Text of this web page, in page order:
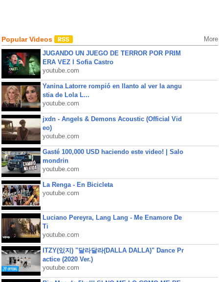
Popular Videos More
JUGANDO UN JUEGO DE TERROR POR PRIM
ERA VEZ l Sofia Castro
youtube.com
Yanina Latorre rompió en llanto al ver la angu
stia de Lola L...
youtube.com
jxdn - Angels & Demons Acoustic (Official Vid
eo)
youtube.com
Gasté 100,000 USD haciendo este video! | Salo
mondrin
youtube.com
La Renga - En Bicicleta
youtube.com
Luciano Pereyra, Lang Lang - Me Enamore De
Ti
youtube.com
ITZY(있지) "달라달라(DALLA DALLA)" Dance Pr
actice (2020 Ver.)
youtube.com